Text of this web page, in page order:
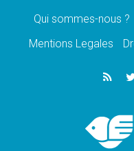
en
Audience
04.08.2026
Léon XIV
Au
Qui sommes-nous ?
Mentions Legales